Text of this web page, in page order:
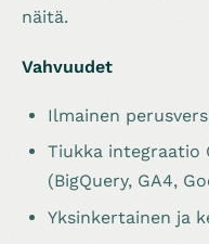
näitä.
Vahvuudet
Ilmainen
Tiukka integraatio
(BigQuery, GA4,
Yksinkertainen ja